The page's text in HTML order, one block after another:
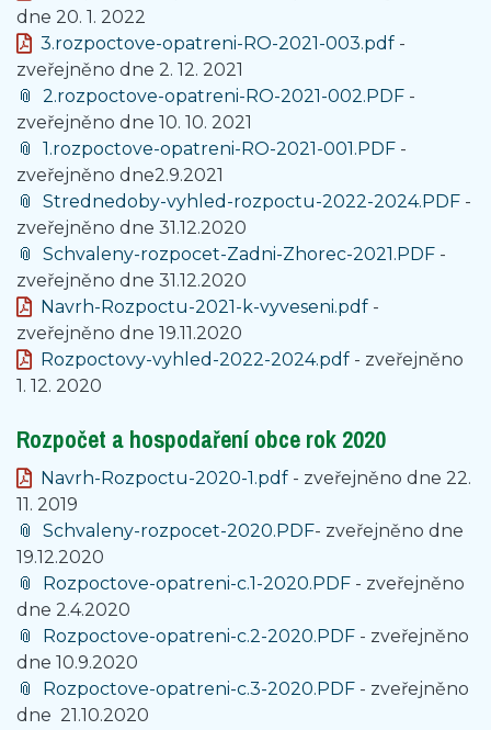
dne 20. 1. 2022
3.rozpoctove-opatreni-RO-2021-003.pdf-
zveřejněno dne 2. 12. 2021
2.rozpoctove-opatreni-RO-2021-002.PDF-
zveřejněno dne 10. 10. 2021
1.rozpoctove-opatreni-RO-2021-001.PDF-
zveřejněno dne2.9.2021
Strednedoby-vyhled-rozpoctu-2022-2024.PDF-
zveřejněno dne 31.12.2020
Schvaleny-rozpocet-Zadni-Zhorec-2021.PDF-
zveřejněno dne 31.12.2020
Navrh-Rozpoctu-2021-k-vyveseni.pdf-
zveřejněno dne 19.11.2020
Rozpoctovy-vyhled-2022-2024.pdf- zveřejněno
1. 12. 2020
Rozpočet a hospodaření obce rok 2020
Navrh-Rozpoctu-2020-1.pdf- zveřejněno dne 22.
11. 2019
Schvaleny-rozpocet-2020.PDF- zveřejněno dne
19.12.2020
Rozpoctove-opatreni-c.1-2020.PDF- zveřejněno
dne 2.4.2020
Rozpoctove-opatreni-c.2-2020.PDF- zveřejněno
dne 10.9.2020
Rozpoctove-opatreni-c.3-2020.PDF- zveřejněno
dne 21.10.2020